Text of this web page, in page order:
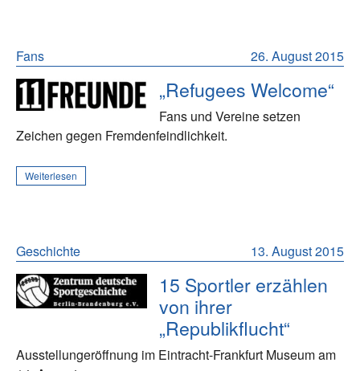
26. August 2015
Fans
„Refugees Welcome“
Fans und Vereine setzen
Zeichen gegen Fremdenfeindlichkeit.
Weiterlesen
13. August 2015
Geschichte
15 Sportler erzählen
von ihrer
„Republikflucht“
Ausstellungeröffnung im Eintracht-Frankfurt Museum am